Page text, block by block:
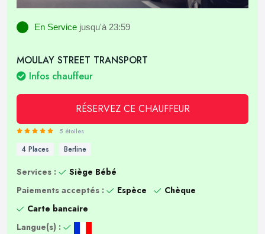
En Service jusqu'à 23:59
MOULAY STREET TRANSPORT
Infos chauffeur
RÉSERVEZ CE CHAUFFEUR
5 étoiles
4 Places Berline
Services :
Siège Bébé
Paiements acceptés :
Espèce
Chèque
Carte bancaire
Langue(s) :